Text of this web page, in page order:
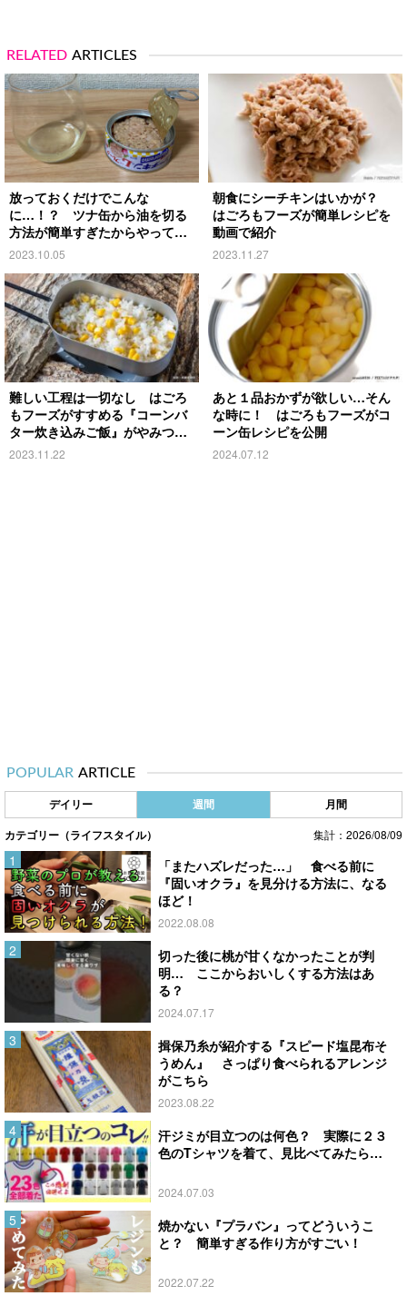
RELATED ARTICLES
放っておくだけでこんな
に…！？ ツナ缶から油を切る
方法が簡単すぎたからやってみ
た
2023.10.05
朝食にシーチキンはいかが？
はごろもフーズが簡単レシピを
動画で紹介
2023.11.27
難しい工程は一切なし はごろ
もフーズがすすめる『コーンバ
ター炊き込みご飯』がやみつき
になりそう！
2023.11.22
あと１品おかずが欲しい…そん
な時に！ はごろもフーズがコ
ーン缶レシピを公開
2024.07.12
POPULAR ARTICLE
デイリー 週間 月間
カテゴリー（ライフスタイル） 集計：2026/08/09
「またハズレだった…」 食べる前に
『固いオクラ』を見分ける方法に、なる
ほど！
2022.08.08
切った後に桃が甘くなかったことが判
明… ここからおいしくする方法はあ
る？
2024.07.17
揖保乃糸が紹介する『スピード塩昆布そ
うめん』 さっぱり食べられるアレンジ
がこちら
2023.08.22
汗ジミが目立つのは何色？ 実際に２３
色のTシャツを着て、見比べてみたら…
2024.07.03
焼かない『プラバン』ってどういうこ
と？ 簡単すぎる作り方がすごい！
2022.07.22